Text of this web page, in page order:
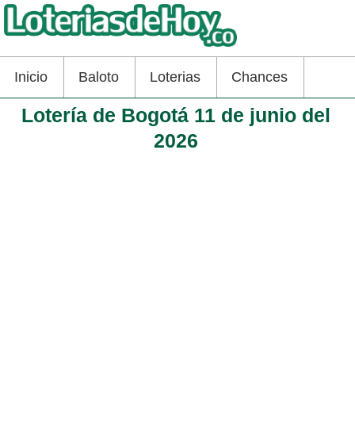
Inicio Baloto Loterias Chances
Lotería de Bogotá 11 de junio del
2026